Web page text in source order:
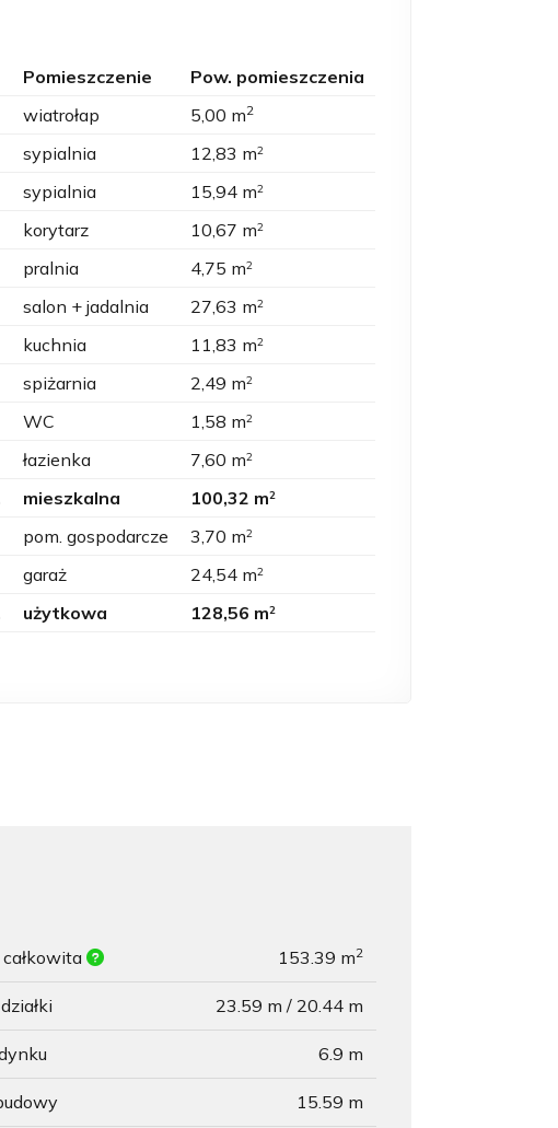
Pomieszczenie
Pow. pomieszczenia
wiatrołap 5,00 m2
sypialnia 12,83 m2
sypialnia 15,94 m2
korytarz 10,67 m2
pralnia 4,75 m2
salon + jadalnia 27,63 m2
kuchnia 11,83 m2
spiżarnia 2,49 m2
WC 1,58 m2
łazienka 7,60 m2
mieszkalna 100,32 m2
pom. gospodarcze 3,70 m2
garaż 24,54 m2
użytkowa 128,56 m2
153.39 m2
23.59 m / 20.44 m
6.9 m
15.59 m